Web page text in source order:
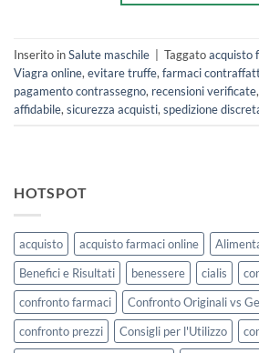
Inserito inSalute maschile Taggatoacquisto
Viagra online, evitare truffe, farmaci
pagamento contrassegno, recensioni verificate,
affidabile, sicurezza acquisti, spedizione
HOTSPOT
acquisto acquisto farmaci online
Benefici e Risultati
benessere cialis
confronto farmaci
Confronto Originali vs
confronto prezzi
Consigli per l'Utilizzo